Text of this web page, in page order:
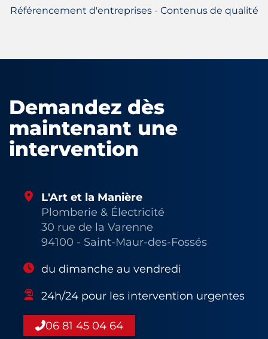
Référencement d'entreprises- Contenus de qualité
Demandez dès
maintenant une
intervention
L'Art et la Manière
Plomberie & Électricité
30 rue de la Varenne
94100 - Saint-Maur-des-Fossés
du dimanche au vendredi
24h/24 pour les intervention urgentes
06 81 45 04 64